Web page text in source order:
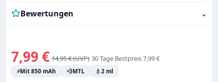
Bewertungen ⌄
Verkaufspreis:
7,99 € Regulärer Preis:
14,95 € 30 Tage Bestpreis 7,99 €
⚡Mit 850 mAh 💨MTL 💧 2 ml